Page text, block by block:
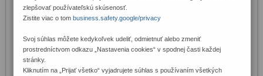
Široká obdĺžniková klasická drevená pečiatka. Rozmer 80x10 mm. |
www.123peciatky.sk
zlepšovať používateľskú skúsenosť.
Zistite viac o tombusiness.safety.google/privacy
Svoj súhlas môžete kedykoľvek udeliť, odmietnuť alebo zmeniť
prostredníctvom odkazu „Nastavenia cookies“ v spodnej časti každej
stránky.
Kliknutím na „Prijať všetko“ vyjadrujete súhlas s používaním všetkých